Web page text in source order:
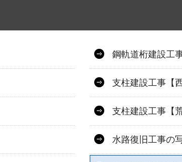
鋼軌道桁建設工
支柱建設工事【
支柱建設工事【
水路復旧工事の